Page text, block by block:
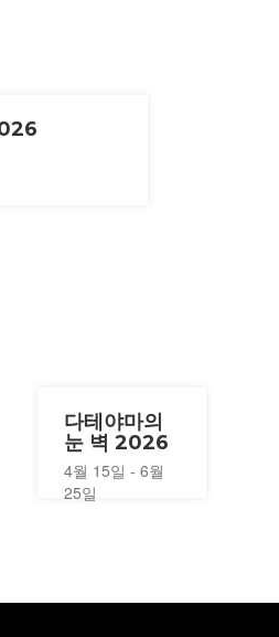
다테야마의
눈 벽 2026
4월 15일 - 6월
25일